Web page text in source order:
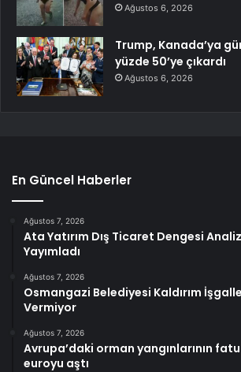
Ağustos 6, 2026
Trump, Kanada’ya
yüzde 50’ye çıkardı
Ağustos 6, 2026
En Güncel Haberler
Ağustos 7, 2026
Ata Yatırım Dış Ticaret Dengesi
Yayımladı
Ağustos 7, 2026
Osmangazi Belediyesi Kaldırım
Vermiyor
Ağustos 7, 2026
Avrupa’daki orman yangınlarının
euroyu aştı